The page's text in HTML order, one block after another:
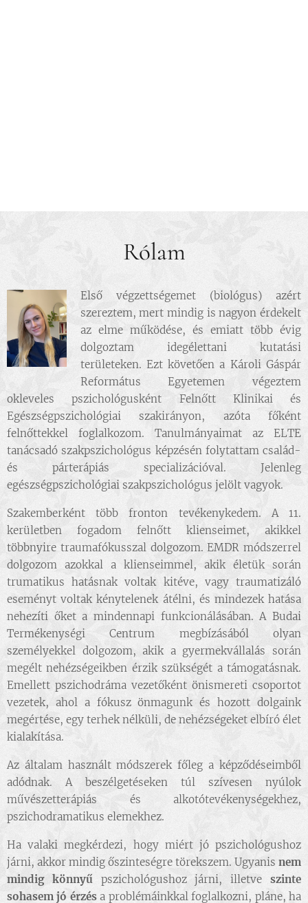
Rólam
Első végzettségemet (biológus) azért
szereztem, mert mindig is nagyon érdekelt
az elme működése, és emiatt több évig
dolgoztam idegélettani kutatási
területeken. Ezt követően a Károli Gáspár
Református Egyetemen végeztem
okleveles pszichológusként Felnőtt Klinikai és
Egészségpszichológiai szakirányon, azóta főként
felnőttekkel foglalkozom. Tanulmányaimat az ELTE
tanácsadó szakpszichológus képzésén folytattam család-
és párterápiás specializációval. Jelenleg
egészségpszichológiai szakpszichológus jelölt vagyok.
Szakemberként több fronton tevékenykedem. A 11.
kerületben fogadom felnőtt klienseimet, akikkel
többnyire traumafókusszal dolgozom. EMDR módszerrel
dolgozom azokkal a klienseimmel, akik életük során
trumatikus hatásnak voltak kitéve, vagy traumatizáló
eseményt voltak kénytelenek átélni, és mindezek hatása
nehezíti őket a mindennapi funkcionálásában. A Budai
Termékenységi Centrum megbízásából olyan
személyekkel dolgozom, akik a gyermekvállalás során
megélt nehézségeikben érzik szükségét a támogatásnak.
Emellett pszichodráma vezetőként önismereti csoportot
vezetek, ahol a fókusz önmagunk és hozott dolgaink
megértése, egy terhek nélküli, de nehézségeket elbíró élet
kialakítása.
Az általam használt módszerek főleg a képződéseimből
adódnak. A beszélgetéseken túl szívesen nyúlok
művészetterápiás és alkotótevékenységekhez,
pszichodramatikus elemekhez.
Ha valaki megkérdezi, hogy miért jó pszichológushoz
járni, akkor mindig őszinteségre törekszem. Ugyanis nem
mindig könnyű pszichológushoz járni, illetveszinte
sohasem jó érzésa problémáinkkal foglalkozni, pláne, ha